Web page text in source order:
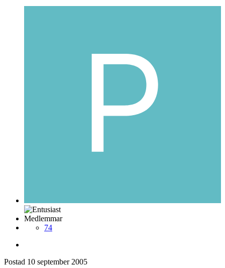
Medlemmar
74
Postad 10 september 2005